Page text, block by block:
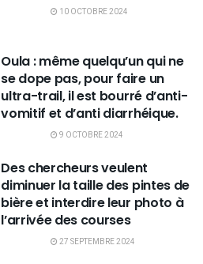
10 OCTOBRE 2024
Oula : même quelqu’un qui ne
se dope pas, pour faire un
ultra-trail, il est bourré d’anti-
vomitif et d’anti diarrhéique.
9 OCTOBRE 2024
Des chercheurs veulent
diminuer la taille des pintes de
bière et interdire leur photo à
l’arrivée des courses
27 SEPTEMBRE 2024